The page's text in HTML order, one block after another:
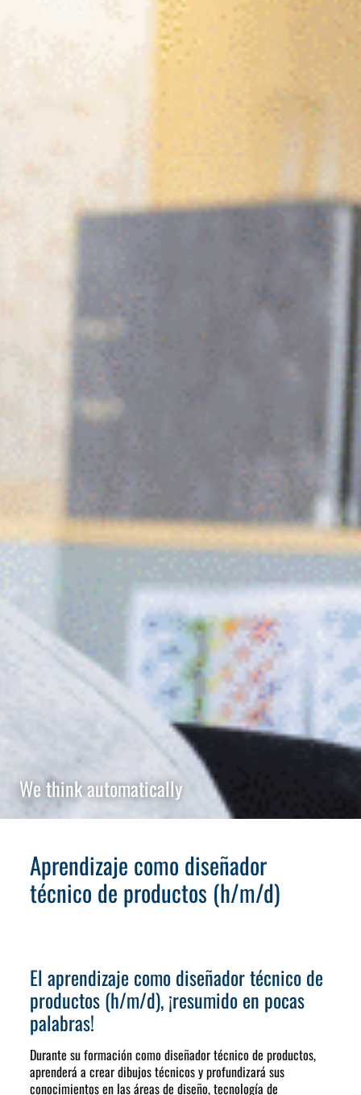
We think automatically
Aprendizaje como diseñador
técnico de productos (h/m/d)
El aprendizaje como diseñador técnico de
productos (h/m/d), ¡resumido en pocas
palabras!
Durante su formación como diseñador técnico de productos,
aprenderá a crear dibujos técnicos y profundizará sus
conocimientos en las áreas de diseño, tecnología de